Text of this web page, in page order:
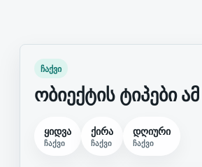
ჩაქვი
ობიექტის ტიპები
ყიდვა
ჩაქვი
ქირა
ჩაქვი
დღიური
ჩაქვი